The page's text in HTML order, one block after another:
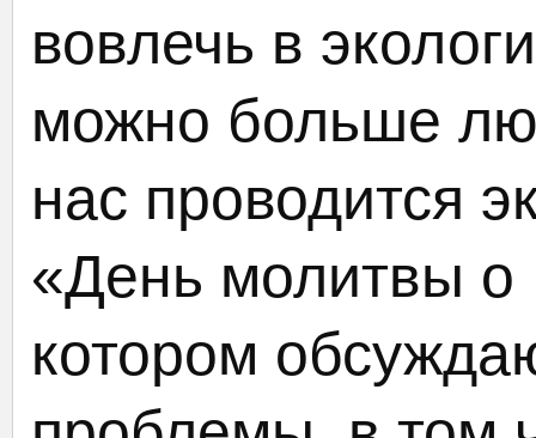
вовлечь в
можно больше
нас проводится
«День молитвы о
котором